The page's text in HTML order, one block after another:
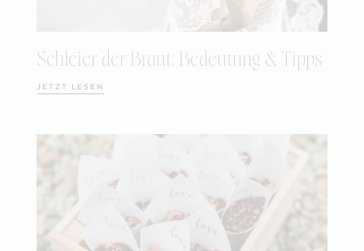
Schleier der Braut: Bedeutung & Tipps
JETZT LESEN